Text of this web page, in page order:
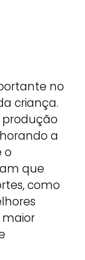
no
criança.
produção
a
o
que
como